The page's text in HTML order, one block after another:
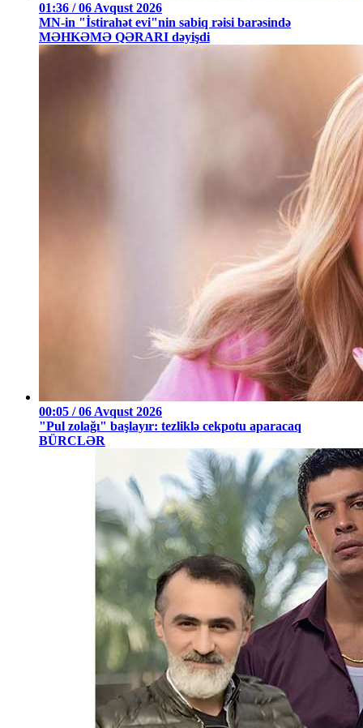
01:36 / 06 Avqust 2026
MN-in "İstirahət evi"nin sabiq rəisi barəsində
MƏHKƏMƏ QƏRARI dəyişdi
00:05 / 06 Avqust 2026
"Pul zolağı" başlayır: tezliklə cekpotu aparacaq
BÜRCLƏR